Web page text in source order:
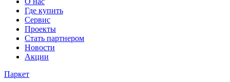
Где купить
Сервис
Проекты
Стать партнером
Новости
Акции
Паркет